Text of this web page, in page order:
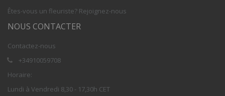
Êtes-vous un fleuriste? Rejoignez-nous
NOUS CONTACTER
Contactez-nous
+34910059708
Horaire:
Lundi à Vendredi 8,30 - 17,30h CET